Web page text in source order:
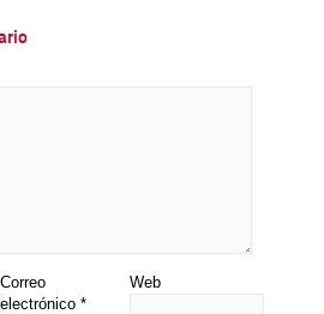
Correo
electrónico *
Web